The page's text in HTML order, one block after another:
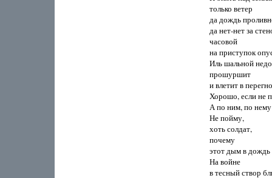
только ветер
да дождь
да нет-нет за
часовой
на приступок
Иль шальной
прошуршит
и влетит в
Хорошо, если не
А по ним, по
Не пойму,
хоть солдат,
почему
этот дым в дождь
На войне
в тесный створ